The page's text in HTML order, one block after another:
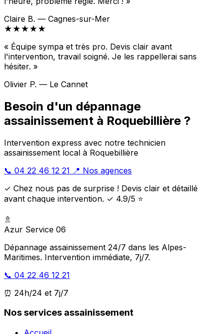
Claire B. — Cagnes-sur-Mer
★★★★★
« Équipe sympa et très pro. Devis clair avant
l'intervention, travail soigné. Je les rappellerai sans
hésiter. »
Olivier P. — Le Cannet
Besoin d'un dépannage
assainissement à Roquebillière ?
Intervention express avec notre technicien
assainissement local à Roquebillière
📞 04 22 46 12 21 📍 Nos agences
✓ Chez nous pas de surprise ! Devis clair et détaillé
avant chaque intervention. ✓ 4.9/5 ⭐
🚿
Azur Service 06
Dépannage assainissement 24/7 dans les Alpes-
Maritimes. Intervention immédiate, 7j/7.
📞 04 22 46 12 21
⏰ 24h/24 et 7j/7
Nos services assainissement